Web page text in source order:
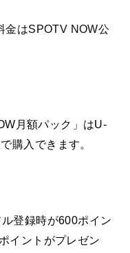
金はSPOTV NOW公
月額パック」はU-
購入できます。
登録時が600ポイン
イントがプレゼン